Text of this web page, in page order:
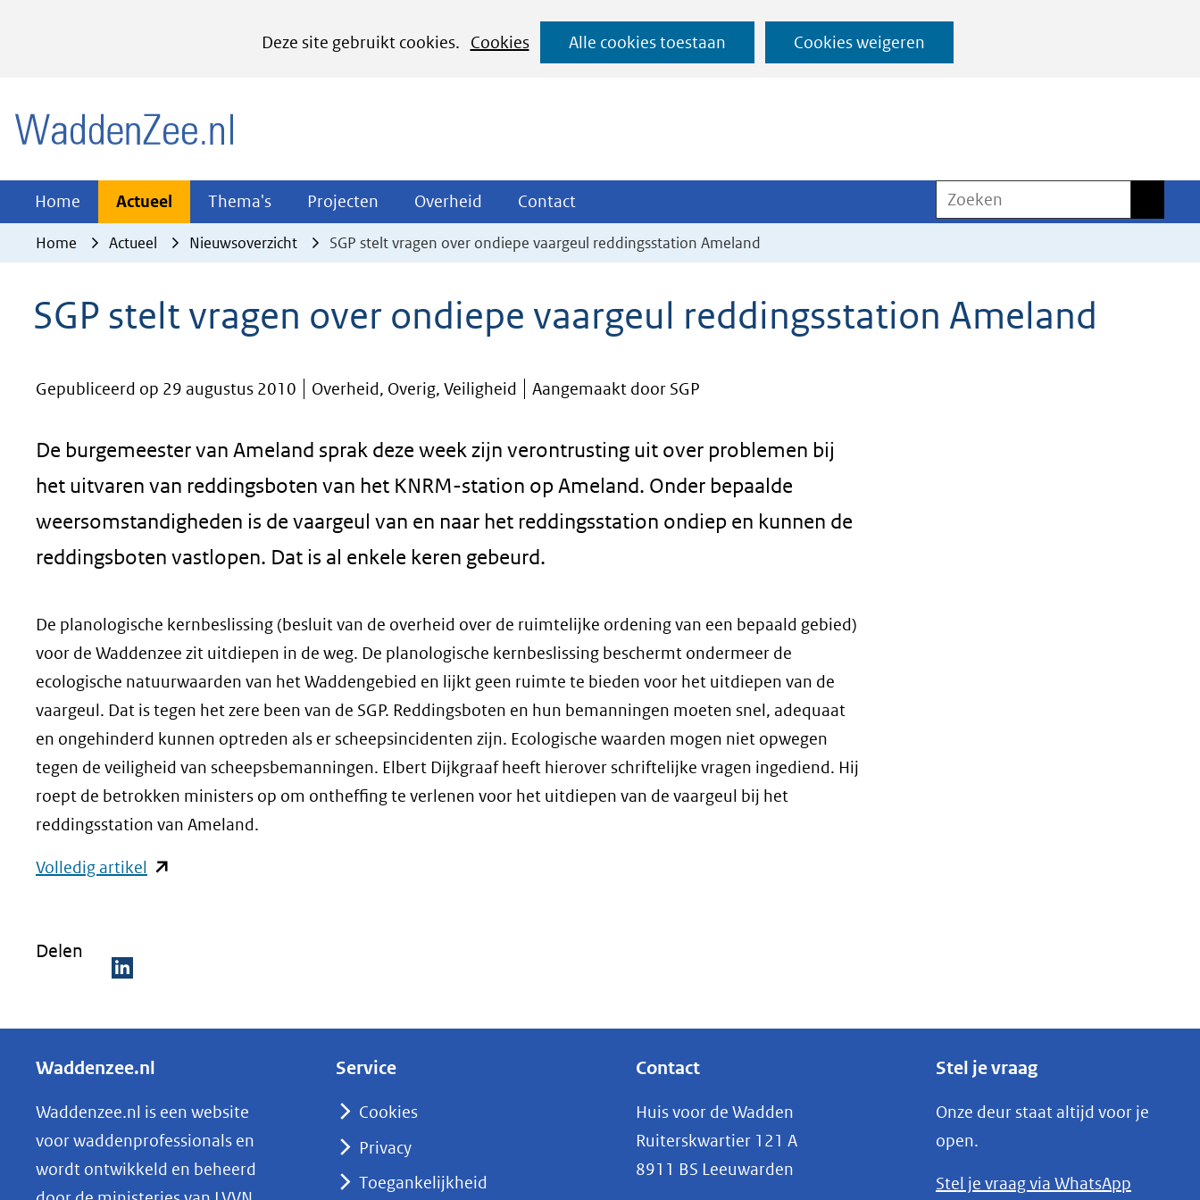
Deze site gebruikt cookies.
Cookies
het
cookies
website
worden
Alle cookies toestaan Cookies weigeren
Ga
naar
Home Actueel Actueel
Uitklappen
Thema's Thema's
Uitklappen
Projecten Projecten
Uitklappen
Overheid Overheid
Uitklappen
Contact
Uitklappen
Zoeken
Home Actueel Nieuwsoverzicht SGP stelt vragen over ondiepe vaargeul reddingsstation Ameland
SGP stelt vragen over ondiepe vaargeul reddingsstation Ameland
Gepubliceerd op 29 augustus 2010 Overheid, Overig, Veiligheid Aangemaakt door SGP
De burgemeester van Ameland sprak deze week zijn verontrusting uit over problemen bij
het uitvaren van reddingsboten van het KNRM-station op Ameland. Onder bepaalde
weersomstandigheden is de vaargeul van en naar het reddingsstation ondiep en kunnen de
reddingsboten vastlopen. Dat is al enkele keren gebeurd.
De planologische kernbeslissing (besluit van de overheid over de ruimtelijke ordening van een bepaald gebied)
voor de Waddenzee zit uitdiepen in de weg. De planologische kernbeslissing beschermt ondermeer de
ecologische natuurwaarden van het Waddengebied en lijkt geen ruimte te bieden voor het uitdiepen van de
vaargeul. Dat is tegen het zere been van de SGP. Reddingsboten en hun bemanningen moeten snel, adequaat
en ongehinderd kunnen optreden als er scheepsincidenten zijn. Ecologische waarden mogen niet opwegen
tegen de veiligheid van scheepsbemanningen. Elbert Dijkgraaf heeft hierover schriftelijke vragen ingediend. Hij
roept de betrokken ministers op om ontheffing te verlenen voor het uitdiepen van de vaargeul bij het
reddingsstation van Ameland.
Volledig artikel (opent
andere
Delen
e
e
n
o
p
L
Waddenzee.nl
Waddenzee.nl is een website
voor waddenprofessionals en
wordt ontwikkeld en beheerd
Service
Cookies
Privacy
Toegankelijkheid
Contact
Huis voor de Wadden
Ruiterskwartier 121 A
8911 BS Leeuwarden
Stel je vraag
Onze deur staat altijd voor je
open.
Stel je vraag via WhatsApp